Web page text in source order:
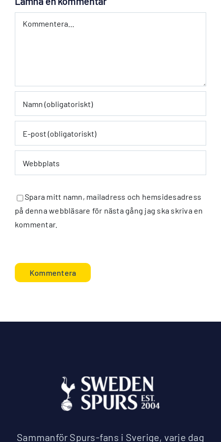
Spara mitt namn, mailadress och hemsidesadress
på denna webbläsare för nästa gång jag ska skriva en
kommentar.
Sammanför Spurs-fans i Sverige, varje dag